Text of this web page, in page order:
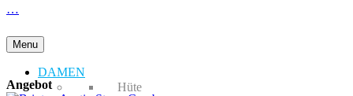
…
Menu
DAMEN
Hüte
Angebot